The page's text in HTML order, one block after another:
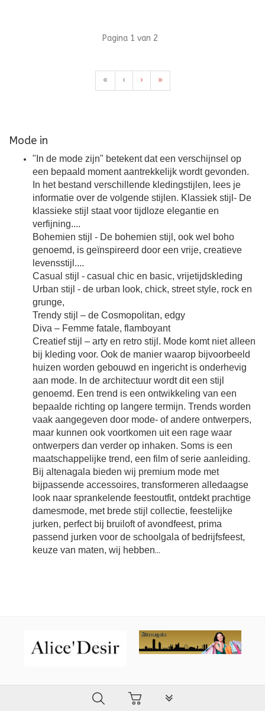
Pagina 1 van 2
« ‹ › »
Mode in
"In de mode zijn" betekent dat een verschijnsel op
een bepaald moment aantrekkelijk wordt gevonden.
In het bestand verschillende kledingstijlen, lees je
informatie over de volgende stijlen. Klassiek stijl- De
klassieke stijl staat voor tijdloze elegantie en
verfijning....
Bohemien stijl - De bohemien stijl, ook wel boho
genoemd, is geïnspireerd door een vrije, creatieve
levensstijl....
Casual stijl - casual chic en basic, vrijetijdskleding
Urban stijl - de urban look, chick, street style, rock en
grunge,
Trendy stijl – de Cosmopolitan, edgy
Diva – Femme fatale, flamboyant
Creatief stijl – arty en retro stijl. Mode komt niet alleen
bij kleding voor. Ook de manier waarop bijvoorbeeld
huizen worden gebouwd en ingericht is onderhevig
aan mode. In de architectuur wordt dit een stijl
genoemd. Een trend is een ontwikkeling van een
bepaalde richting op langere termijn. Trends worden
vaak aangegeven door mode- of andere ontwerpers,
maar kunnen ook voortkomen uit een rage waar
ontwerpers dan verder op inhaken. Soms is een
maatschappelijke trend, een film of serie aanleiding.
Bij altenagala bieden wij premium mode met
bijpassende accessoires, transformeren alledaagse
look naar sprankelende feestoutfit, ontdekt prachtige
damesmode, met brede stijl collectie, feestelijke
jurken, perfect bij bruiloft of avondfeest, prima
passend jurken voor de schoolgala of bedrijfsfeest,
keuze van maten, wij hebben...